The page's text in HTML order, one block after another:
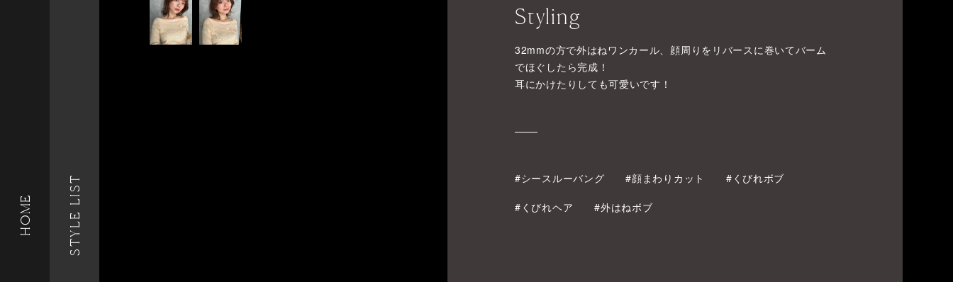
HOME STYLE LIST
Styling
32mmの方で外はねワンカール、顔周りをリバースに巻いてバーム
でほぐしたら完成！
耳にかけたりしても可愛いです！
#シースルーバング #顔まわりカット #くびれボブ
#くびれヘア #外はねボブ